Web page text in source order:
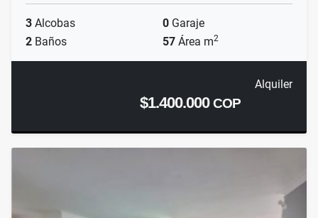
3 Alcobas 0 Garaje
2 Baños 57 Área m2
Alquiler
$1.400.000COP